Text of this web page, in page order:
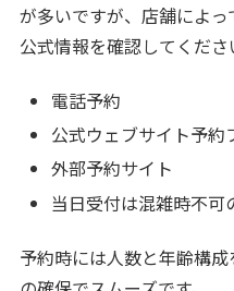
が多いですが、店舗によ
公式情報を確認してくださ
電話予約
公式ウェブサイト予約
外部予約サイト
当日受付は混雑時不可
予約時には人数と年齢構